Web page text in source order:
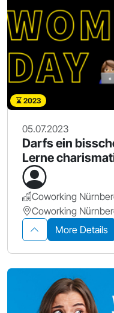
2023
05.07.2023
Darfs ein
Lerne
Coworking
Coworking
More Details